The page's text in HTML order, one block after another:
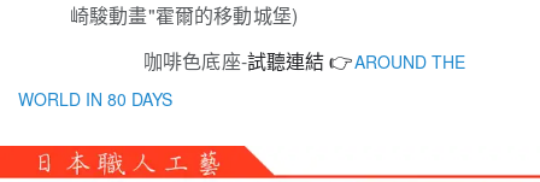
崎駿動畫"霍爾的移動城堡)
咖啡色底座-試聽連結 👉AROUND THE
WORLD IN 80 DAYS